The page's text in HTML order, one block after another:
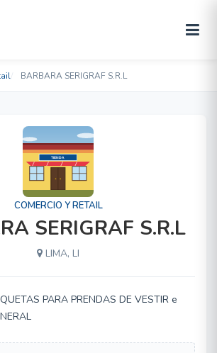
BARBARA SERIGRAF S.R.L
COMERCIO Y RETAIL
SERIGRAF S.R.L
LIMA, LI
PARA PRENDAS DE VESTIR e